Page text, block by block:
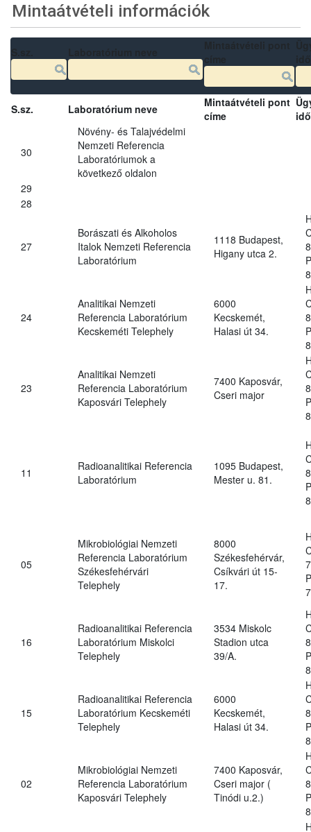
Mintaátvételi információk
S.sz. Laboratórium neve
Mintaátvételi pont
címe
idő
30
Növény- és Talajvédelmi
Nemzeti Referencia
Laboratóriumok a
következő oldalon
29
28
27
Borászati és Alkoholos
Italok Nemzeti Referencia
Laboratórium
1118 Budapest,
Higany utca 2.
24
Analitikai Nemzeti
Referencia Laboratórium
Kecskeméti Telephely
6000
Kecskemét,
Halasi út 34.
23
Analitikai Nemzeti
Referencia Laboratórium
Kaposvári Telephely
7400 Kaposvár,
Cseri major
11
Radioanalitikai Referencia
Laboratórium
1095 Budapest,
Mester u. 81.
05
Mikrobiológiai Nemzeti
Referencia Laboratórium
Székesfehérvári
Telephely
8000
Székesfehérvár,
Csíkvári út 15-
17.
16
Radioanalitikai Referencia
Laboratórium Miskolci
Telephely
3534 Miskolc
Stadion utca
39/A.
15
Radioanalitikai Referencia
Laboratórium Kecskeméti
Telephely
6000
Kecskemét,
Halasi út 34.
02
Mikrobiológiai Nemzeti
Referencia Laboratórium
Kaposvári Telephely
7400 Kaposvár,
Cseri major (
Tinódi u.2.)